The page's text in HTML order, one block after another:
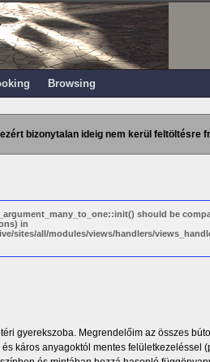
Browsing
bizonytalan ideig nem kerül feltöltésre
should be
in
sites/all/modules/views/handlers/
gyerekszoba. Megrendelőim az összes
káros anyagoktól mentes felületkezeléssel